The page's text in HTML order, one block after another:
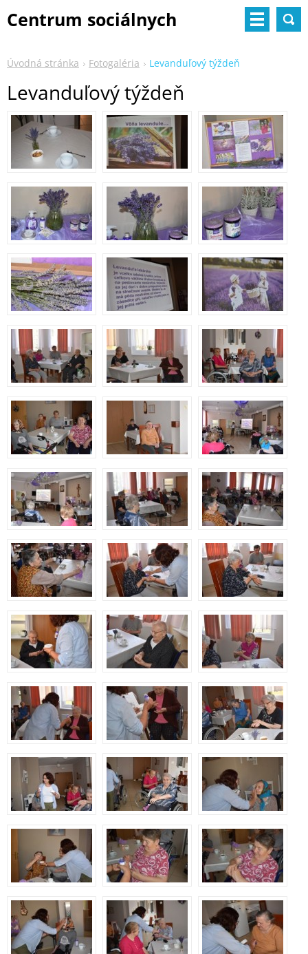
Centrum sociálnych
Úvodná stránka Fotogaléria Levanduľový týždeň
Levanduľový týždeň